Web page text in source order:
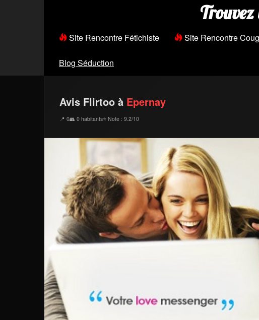
Site Rencontre Fétichiste Site Rencontre
Blog Séduction
Avis Flirtoo à Epernay
📍 0👥 0 habitants⭐ Note : 9.2/10